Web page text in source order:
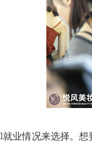
情况来选择。想